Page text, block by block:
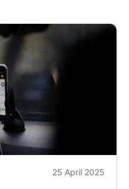
25 April 2025